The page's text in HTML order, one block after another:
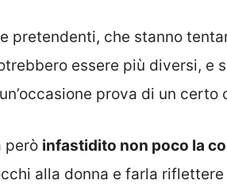
pretendenti, che stanno
essere più diversi, e
prova di un certo
però infastidito non poco la
alla donna e farla riflettere